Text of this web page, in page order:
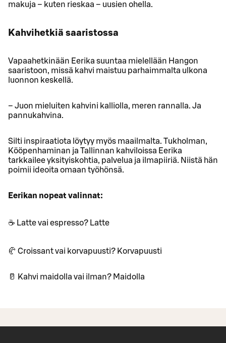
makuja – kuten rieskaa – uusien ohella.
Kahvihetkiä saaristossa
Vapaahetkinään Eerika suuntaa mielellään Hangon
saaristoon, missä kahvi maistuu parhaimmalta ulkona
luonnon keskellä.
– Juon mieluiten kahvini kalliolla, meren rannalla. Ja
pannukahvina.
Silti inspiraatiota löytyy myös maailmalta. Tukholman,
Kööpenhaminan ja Tallinnan kahviloissa Eerika
tarkkailee yksityiskohtia, palvelua ja ilmapiiriä. Niistä hän
poimii ideoita omaan työhönsä.
Eerikan nopeat valinnat:
☕ Latte vai espresso? Latte
🥐 Croissant vai korvapuusti? Korvapuusti
🥛 Kahvi maidolla vai ilman? Maidolla